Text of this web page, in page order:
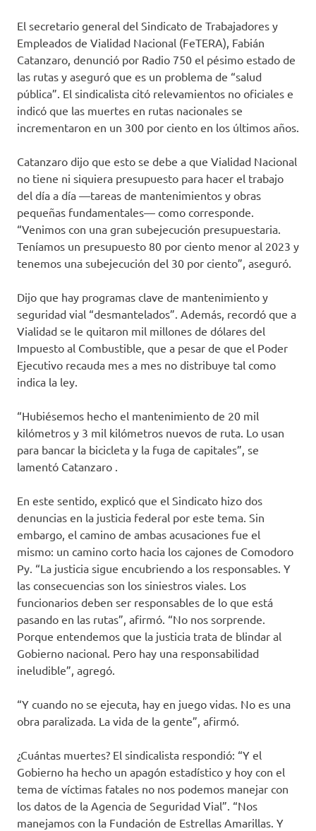
El secretario general del Sindicato de Trabajadores y
Empleados de Vialidad Nacional (FeTERA), Fabián
Catanzaro, denunció por Radio 750 el pésimo estado de
las rutas y aseguró que es un problema de “salud
pública”. El sindicalista citó relevamientos no oficiales e
indicó que las muertes en rutas nacionales se
incrementaron en un 300 por ciento en los últimos años.
Catanzaro dijo que esto se debe a que Vialidad Nacional
no tiene ni siquiera presupuesto para hacer el trabajo
del día a día —tareas de mantenimientos y obras
pequeñas fundamentales— como corresponde.
“Venimos con una gran subejecución presupuestaria.
Teníamos un presupuesto 80 por ciento menor al 2023 y
tenemos una subejecución del 30 por ciento”, aseguró.
Dijo que hay programas clave de mantenimiento y
seguridad vial “desmantelados”. Además, recordó que a
Vialidad se le quitaron mil millones de dólares del
Impuesto al Combustible, que a pesar de que el Poder
Ejecutivo recauda mes a mes no distribuye tal como
indica la ley.
“Hubiésemos hecho el mantenimiento de 20 mil
kilómetros y 3 mil kilómetros nuevos de ruta. Lo usan
para bancar la bicicleta y la fuga de capitales”, se
lamentó Catanzaro .
En este sentido, explicó que el Sindicato hizo dos
denuncias en la justicia federal por este tema. Sin
embargo, el camino de ambas acusaciones fue el
mismo: un camino corto hacia los cajones de Comodoro
Py. “La justicia sigue encubriendo a los responsables. Y
las consecuencias son los siniestros viales. Los
funcionarios deben ser responsables de lo que está
pasando en las rutas”, afirmó. “No nos sorprende.
Porque entendemos que la justicia trata de blindar al
Gobierno nacional. Pero hay una responsabilidad
ineludible”, agregó.
“Y cuando no se ejecuta, hay en juego vidas. No es una
obra paralizada. La vida de la gente”, afirmó.
¿Cuántas muertes? El sindicalista respondió: “Y el
Gobierno ha hecho un apagón estadístico y hoy con el
tema de víctimas fatales no nos podemos manejar con
los datos de la Agencia de Seguridad Vial”. “Nos
manejamos con la Fundación de Estrellas Amarillas. Y